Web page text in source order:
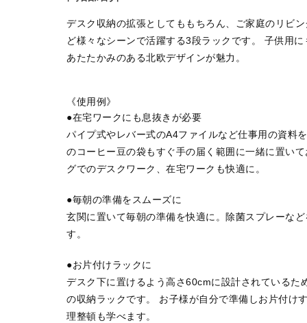
デスク収納の拡張としてももちろん、ご家庭のリビ
ど様々なシーンで活躍する3段ラックです。 子供用
あたたかみのある北欧デザインが魅力。
《使用例》
●在宅ワークにも息抜きが必要
パイプ式やレバー式のA4ファイルなど仕事用の資料
のコーヒー豆の袋もすぐ手の届く範囲に一緒に置い
グでのデスクワーク、在宅ワークも快適に。
●毎朝の準備をスムーズに
玄関に置いて毎朝の準備を快適に。除菌スプレーな
す。
●お片付けラックに
デスク下に置けるよう高さ60cmに設計されているた
の収納ラックです。 お子様が自分で準備しお片付け
理整頓も学べます。